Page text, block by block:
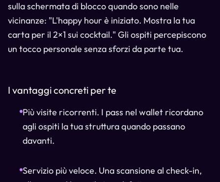
sulla schermata di blocco quando sono nelle
vicinanze: "L'happy hour è iniziato. Mostra la tua
carta per il 2×1 sui cocktail." Gli ospiti percepiscono
un tocco personale senza sforzi da parte tua.
I vantaggi concreti per te
Più visite ricorrenti. I pass nel wallet ricordano
agli ospiti la tua struttura quando passano
davanti.
Servizio più veloce. Una scansione al check-in,